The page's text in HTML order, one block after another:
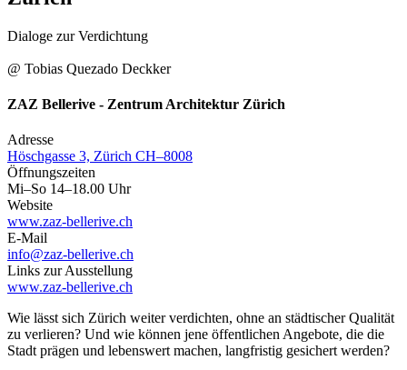
Dialoge zur Verdichtung
@ Tobias Quezado Deckker
ZAZ Bellerive - Zentrum Architektur Zürich
Adresse
Höschgasse 3, Zürich CH–8008
Öffnungszeiten
Mi–So 14–18.00 Uhr
Website
www.zaz-bellerive.ch
E-Mail
info@zaz-bellerive.ch
Links zur Ausstellung
www.zaz-bellerive.ch
Wie lässt sich Zürich weiter verdichten, ohne an städtischer Qualität
zu verlieren? Und wie können jene öffentlichen Angebote, die die
Stadt prägen und lebenswert machen, langfristig gesichert werden?